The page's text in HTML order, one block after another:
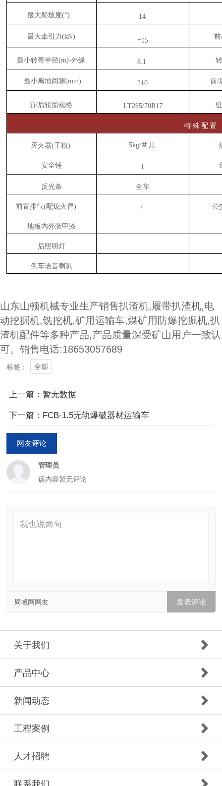
最大爬坡度(°) 14
最大牵引力(kN)
=15
前
最小转弯半径(m)-外缘 8.1
最小离地间隙(mm) 210 前/
前/后轮胎规格 LT265/70R17
特 殊 配 置
灭火器(干粉) 5kg/两具
安全锤 1
反光条 全车
前置排气(配熄火冒) / 公
地板内外装甲漆
后照明灯
倒车语音喇叭
山东山顿机械专业生产销售扒渣机,履带扒渣机,电
动挖掘机,铣挖机,矿用运输车,煤矿用防爆挖掘机,扒
渣机配件等多种产品,产品质量深受矿山用户一致认
可。销售电话:18653057689
标签： 全部
上一篇：暂无数据
下一篇：FCB-1.5无轨爆破器材运输车
网友评论
管理员
该内容暂无评论
局域网网友
关于我们
产品中心
新闻动态
工程案例
人才招聘
联系我们